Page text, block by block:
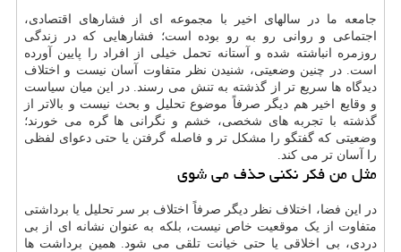
جامعه ما در سالهای اخیر با مجموعه ای از فشارهای اقتصادی،
اجتماعی و روانی رو به رو بوده است؛ فشارهایی که در زندگی
روزمره انباشته شده و آستانه تحمل خیلی از افراد را پایین آورده
است. در چنین وضعیتی، شنیدن نظر متفاوت آسان نیست و اختلاف
دیدگاه ها سریع تر از گذشته به تنش می رسند. در این میان سیاست
و وقایع اخیر هم دیگر صرفاً موضوع تحلیل و بحث نیست و بالاتر از
گذشته با تجربه های شخصی، خشم و نگرانی ها گره می خورند؛
وضعیتی که گفتگو را مشکل تر و فاصله گرفتن یا حتی دعوای لفظی
را آسان تر می کند.
مثل من فکر نکنی حذف می شوی
در این فضا، اختلاف نظر دیگر صرفاً اختلاف بر سر تحلیل یا برداشتی
متفاوت از یک موقعیت خاص نیست، بلکه به عنوان نشانه ای از بی
دردی، بی اخلاقی یا حتی خیانت تلقی می شود. همین برداشت ها